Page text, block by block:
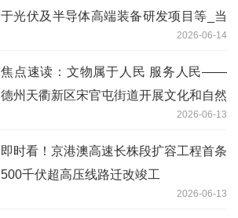
于光伏及半导体高端装备研发项目等_当
2026-06-14
焦点速读：文物属于人民 服务人民——
德州天衢新区宋官屯街道开展文化和自然
2026-06-13
即时看！京港澳高速长株段扩容工程首条
500千伏超高压线路迁改竣工
2026-06-13